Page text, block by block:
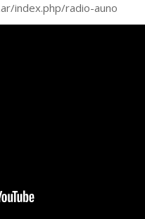
index.php/radio-auno